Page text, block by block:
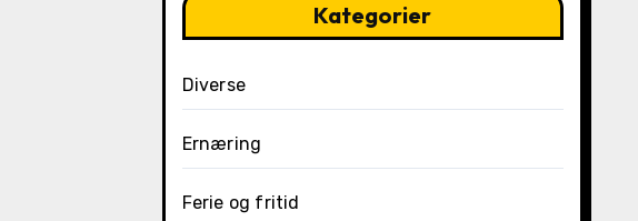
Kategorier
Diverse
Ernæring
Ferie og fritid